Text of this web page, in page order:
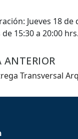
Jueves 18
15:30 a 20:00
ANTERIOR
Transversal